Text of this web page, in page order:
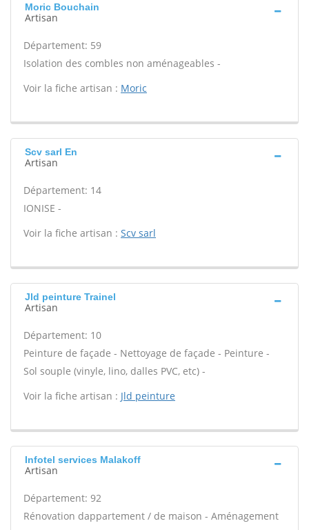
Moric Bouchain
Artisan
Département: 59
Isolation des combles non aménageables -
Voir la fiche artisan : Moric
Scv sarl En
Artisan
Département: 14
IONISE -
Voir la fiche artisan : Scv sarl
Jld peinture Trainel
Artisan
Département: 10
Peinture de façade - Nettoyage de façade - Peinture -
Sol souple (vinyle, lino, dalles PVC, etc) -
Voir la fiche artisan : Jld peinture
Infotel services Malakoff
Artisan
Département: 92
Rénovation dappartement / de maison - Aménagement